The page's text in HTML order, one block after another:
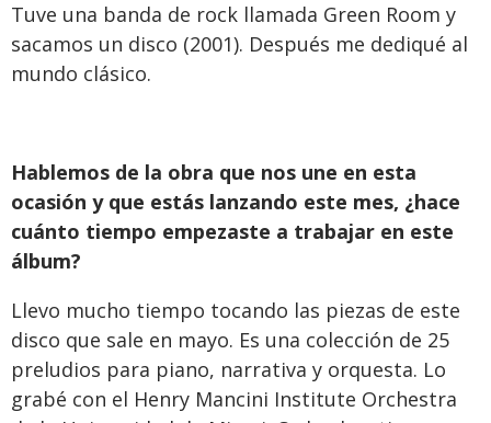
Tuve una banda de rock llamada Green Room y
sacamos un disco (2001). Después me dediqué al
mundo clásico.
Hablemos de la obra que nos une en esta
ocasión y que estás lanzando este mes, ¿hace
cuánto tiempo empezaste a trabajar en este
álbum?
Llevo mucho tiempo tocando las piezas de este
disco que sale en mayo. Es una colección de 25
preludios para piano, narrativa y orquesta. Lo
grabé con el Henry Mancini Institute Orchestra